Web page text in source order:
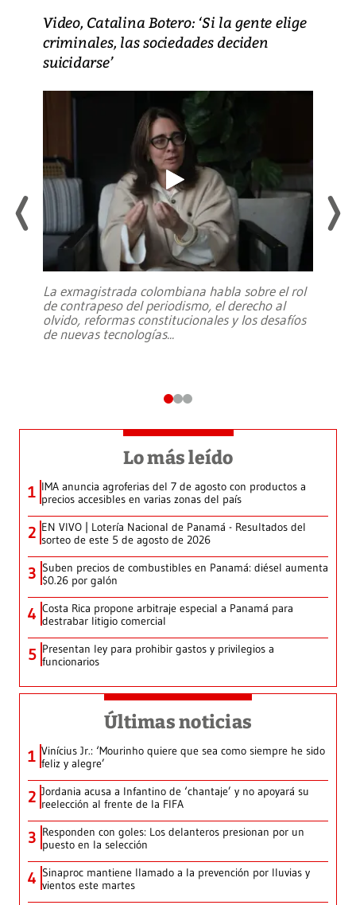
Video, Catalina Botero: ‘Si la gente elige
criminales, las sociedades deciden
suicidarse’
La exmagistrada colombiana habla sobre el rol
de contrapeso del periodismo, el derecho al
olvido, reformas constitucionales y los desafíos
de nuevas tecnologías...
Lo más leído
1 IMA anuncia agroferias del 7 de agosto con productos a
precios accesibles en varias zonas del país
2 EN VIVO | Lotería Nacional de Panamá - Resultados del
sorteo de este 5 de agosto de 2026
3 Suben precios de combustibles en Panamá: diésel aumenta
$0.26 por galón
4 Costa Rica propone arbitraje especial a Panamá para
destrabar litigio comercial
5 Presentan ley para prohibir gastos y privilegios a
funcionarios
Últimas noticias
1 Vinícius Jr.: ‘Mourinho quiere que sea como siempre he sido
feliz y alegre’
2 Jordania acusa a Infantino de ‘chantaje’ y no apoyará su
reelección al frente de la FIFA
3 Responden con goles: Los delanteros presionan por un
puesto en la selección
4 Sinaproc mantiene llamado a la prevención por lluvias y
vientos este martes